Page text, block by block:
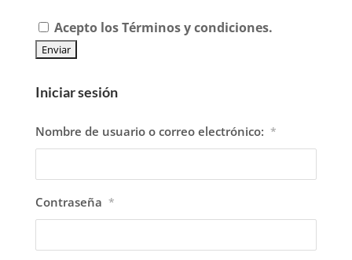
Acepto losTérminos y condiciones.
Iniciar sesión
Nombre de usuario o correo electrónico: *
Contraseña *